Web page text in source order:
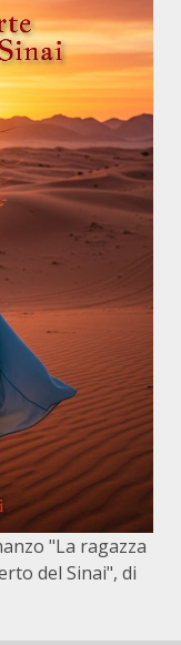
"La ragazza
del Sinai", di